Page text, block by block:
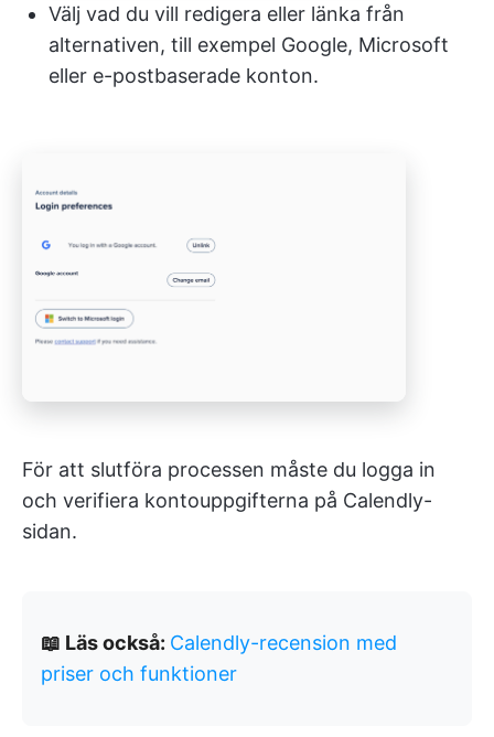
Välj vad du vill redigera eller länka från
alternativen, till exempel Google, Microsoft
eller e-postbaserade konton.
För att slutföra processen måste du logga in
och verifiera kontouppgifterna på Calendly-
sidan.
📖 Läs också: Calendly-recension med
priser och funktioner